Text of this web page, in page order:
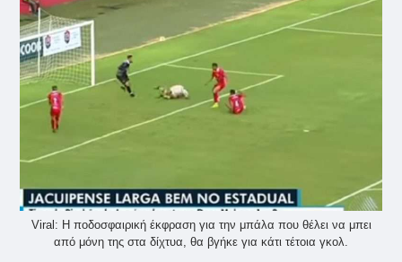
Viral: Η ποδοσφαιρική έκφραση για την μπάλα που θέλει να μπει
από μόνη της στα δίχτυα, θα βγήκε για κάτι τέτοια γκολ.